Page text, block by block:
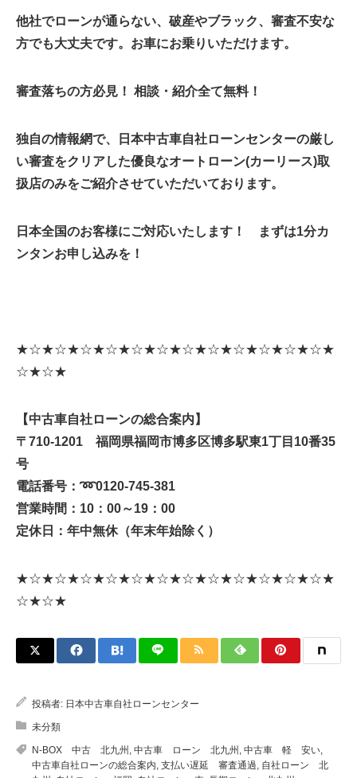
他社でローンが通らない、破産やブラック、審査不安な
方でも大丈夫です。お車にお乗りいただけます。
審査落ちの方必見！ 相談・紹介全て無料！
独自の情報網で、日本中古車自社ローンセンターの厳し
い審査をクリアした優良なオートローン(カーリース)取
扱店のみをご紹介させていただいております。
日本全国のお客様にご対応いたします！ まずは1分カ
ンタンお申し込みを！
★☆★☆★☆★☆★☆★☆★☆★☆★☆★☆★☆★☆★
☆★☆★
【中古車自社ローンの総合案内】
〒710-1201 福岡県福岡市博多区博多駅東1丁目10番35
号
電話番号：➿0120-745-381
営業時間：10：00～19：00
定休日：年中無休（年末年始除く）
★☆★☆★☆★☆★☆★☆★☆★☆★☆★☆★☆★☆★
☆★☆★
投稿者: 日本中古車自社ローンセンター
未分類
N-BOX 中古 北九州 中古車 ローン 北九州 中古車 軽 安い
中古車自社ローンの総合案内 支払い遅延 審査通過 自社ローン 北